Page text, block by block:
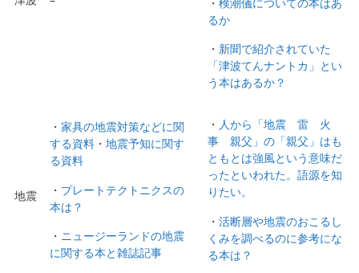
るか
・ 新聞で紹介されていた
「津波てんナントカ」とい
う本はあるか？
地震
・ 家具の地震対策などに関
する資料 ・ 地震予知に関す
る資料
・ プレートテクトニクスの
本は？
・ ニュージーランドの地震
に関する本と雑誌記事
・ 人から「地震 雷 火
事 親父」の「親父」はも
ともとは強風という意味だ
ったといわれた。語源を知
りたい。
・ 活断層や地震のおこるし
くみを調べるのに参考にな
る本は？